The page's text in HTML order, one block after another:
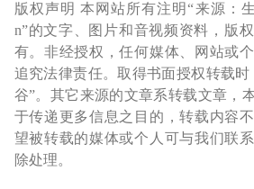
版权声明 本网站所有注明“来源：
n”的文字、图片和音视频资料，版
有。非经授权，任何媒体、网站或
追究法律责任。取得书面授权转载
谷”。其它来源的文章系转载文章，
于传递更多信息之目的，转载内容
望被转载的媒体或个人可与我们联
除处理。